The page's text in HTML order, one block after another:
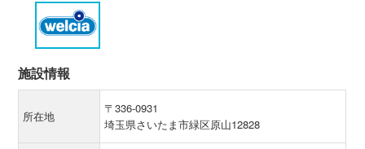
施設情報
所在地
〒336-0931
埼玉県さいたま市緑区原山12828